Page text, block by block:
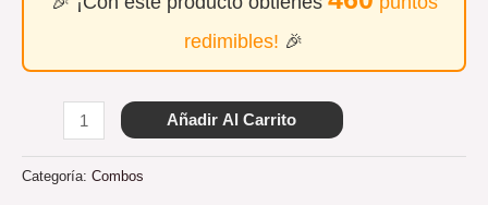
redimibles! 🎉
Añadir Al Carrito
Categoría: Combos